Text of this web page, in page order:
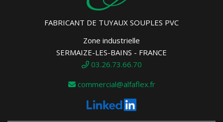
FABRICANT DE TUYAUX SOUPLES PVC
Zone industrielle
SERMAIZE-LES-BAINS - FRANCE
03.26.73.66.70
commercial@alfaflex.fr